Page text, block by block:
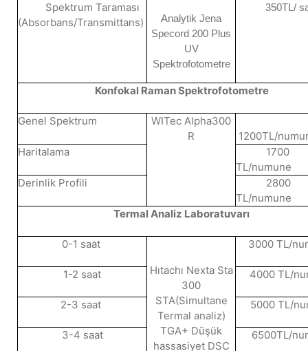
Spektrum Taraması
(Absorbans/Transmittans)
Analytik Jena
Specord 200 Plus
UV
Spektrofotometre
350TL/
Konfokal Raman Spektrofotometre
Genel Spektrum
WITec Alpha300
R
1200TL/
Haritalama
1700
TL/numune
Derinlik Profili
2800
TL/numune
Termal Analiz Laboratuvarı
0-1 saat
Hıtachı Nexta Sta
300
STA(Simultane
Termal analiz)
TGA+ Düşük
hassasiyet DSC
3000 TL/
1-2 saat 4000 TL/
2-3 saat 5000 TL/
3-4 saat 6500TL/